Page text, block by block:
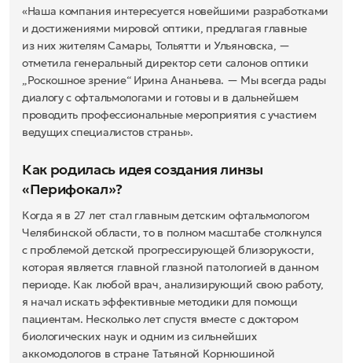
«Наша компания интересуется новейшими разработками
и достижениями мировой оптики, предлагая главные
из них жителям Самары, Тольятти и Ульяновска, —
отметила генеральный директор сети салонов оптики
„Роскошное зрение“ Ирина Ананьева. — Мы всегда рады
диалогу с офтальмологами и готовы и в дальнейшем
проводить профессиональные мероприятия с участием
ведущих специалистов страны».
Как родилась идея создания линзы
«Перифокал»?
Когда я в 27 лет стал главным детским офтальмологом
Челябинской области, то в полном масштабе столкнулся
с проблемой детской прогрессирующей близорукости,
которая является главной глазной патологией в данном
периоде. Как любой врач, анализирующий свою работу,
я начал искать эффективные методики для помощи
пациентам. Несколько лет спустя вместе с доктором
биологических наук и одним из сильнейших
аккомодологов в стране Татьяной Корнюшиной